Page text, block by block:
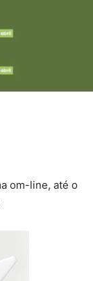
om-line, até o